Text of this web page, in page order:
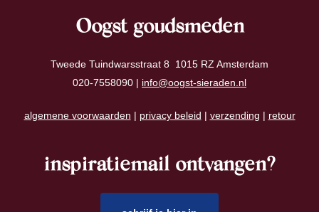
Oogst goudsmeden
Tweede Tuindwarsstraat 8 1015 RZ Amsterdam
020-7558090 | info@oogst-sieraden.nl
algemene voorwaarden | privacy beleid | verzending | retour
inspiratiemail ontvangen?